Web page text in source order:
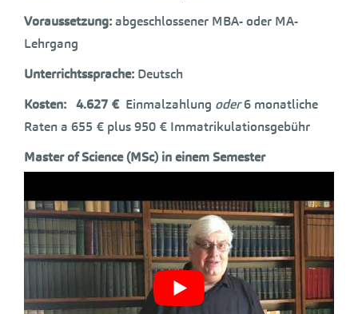
Voraussetzung:abgeschlossener MBA- oder MA-
Lehrgang
Unterrichtssprache: Deutsch
Kosten: 4.627 € Einmalzahlung oder6 monatliche
Raten a 655 € plus 950 € Immatrikulationsgebühr
Master of Science (MSc) in einem Semester
Online Lehrgängen:
vis@viennastudies.com
Stieger
hält eineProfessur für Berufsbildung und